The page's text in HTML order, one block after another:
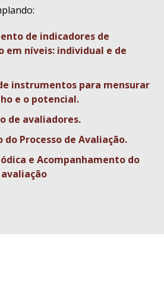
de indicadores de
em níveis: individual e de
instrumentos para mensurar
e o potencial.
de avaliadores.
Processo de Avaliação.
e Acompanhamento do